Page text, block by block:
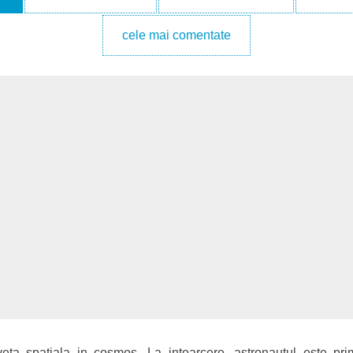
cele mai comentate